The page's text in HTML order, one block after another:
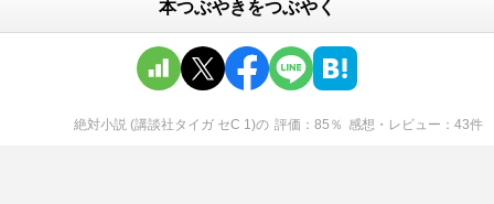
本つぶやきをつぶやく
絶対小説 (講談社タイガ セC 1)の 評価 85 ％ 感想・レビュー 43件